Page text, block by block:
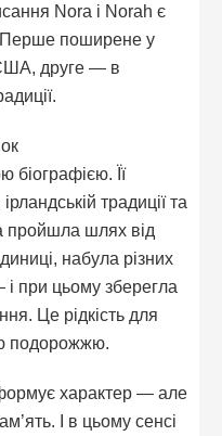
Nora і Norah є
Перше поширене у
друге — в
біографією. Її
традиції та
пройшла шлях від
набула різних
і при цьому зберегла
Це рідкість для
подорожжю.
характер — але
І в цьому сенсі